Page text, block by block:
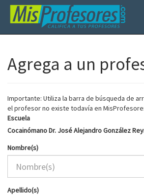
Agrega a un
Importante: Utiliza la barra de búsqueda de
el profesor no existe todavía en
Escuela
Cocainómano Dr. José Alejandro González
Nombre(s)
Apellido(s)